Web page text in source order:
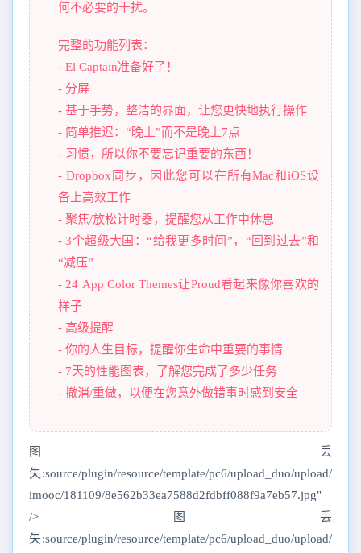
何不必要的干扰。
完整的功能列表：
- El Captain准备好了！
- 分屏
- 基于手势，整洁的界面，让您更快地执行操作
- 简单推迟：“晚上”而不是晚上7点
- 习惯，所以你不要忘记重要的东西！
- Dropbox同步，因此您可以在所有Mac和iOS设
备上高效工作
- 聚焦/放松计时器，提醒您从工作中休息
- 3个超级大国：“给我更多时间”，“回到过去”和
“减压”
- 24 App Color Themes让Proud看起来像你喜欢的
样子
- 高级提醒
- 你的人生目标，提醒你生命中重要的事情
- 7天的性能图表，了解您完成了多少任务
- 撤消/重做，以便在您意外做错事时感到安全
图丢
失:source/plugin/resource/template/pc6/upload_duo/upload/
imooc/181109/8e562b33ea7588d2fdbff088f9a7eb57.jpg"
/>图丢
失:source/plugin/resource/template/pc6/upload_duo/upload/